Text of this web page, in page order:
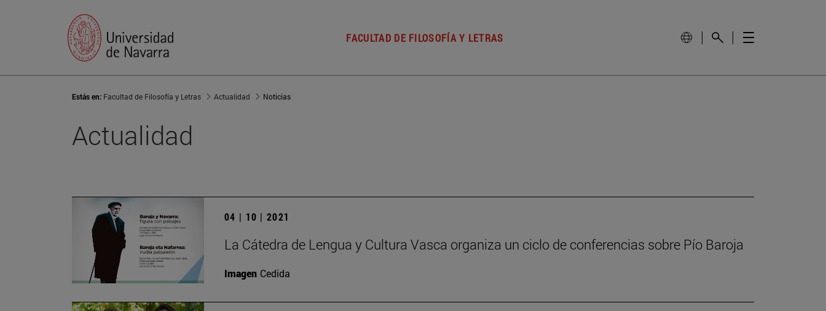
FACULTAD DE FILOSOFÍA Y LETRAS
Estás en: Facultad de Filosofía y Letras Actualidad Noticias
Actualidad
04 | 10 | 2021
La Cátedra de Lengua y Cultura Vasca organiza un ciclo de conferencias sobre Pío Baroja
Imagen Cedida